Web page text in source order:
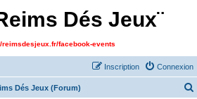
Dés Jeux¨
reimsdesjeux.fr/facebook-events
Connexion
Inscription
Dés Jeux (Forum)